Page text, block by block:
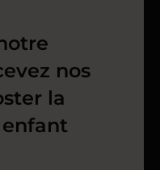
nos
la